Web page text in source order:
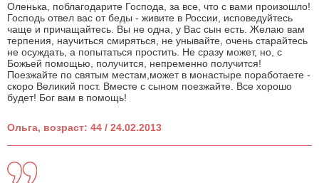
Оленька, поблагодарите Господа, за все, что с вами произошло!
Господь отвел вас от беды - живите в России, исповедуйтесь
чаще и причащайтесь. Вы не одна, у Вас сын есть. Желаю вам
терпения, научиться смиряться, не унывайте, очень старайтесь
не осуждать, а попытаться простить. Не сразу может, но, с
Божьей помощью, получится, непременно получится!
Поезжайте по святым местам,может в монастыре поработаете -
скоро Великий пост. Вместе с сыном поезжайте. Все хорошо
будет! Бог вам в помощь!
Ольга, возраст: 44 / 24.02.2013